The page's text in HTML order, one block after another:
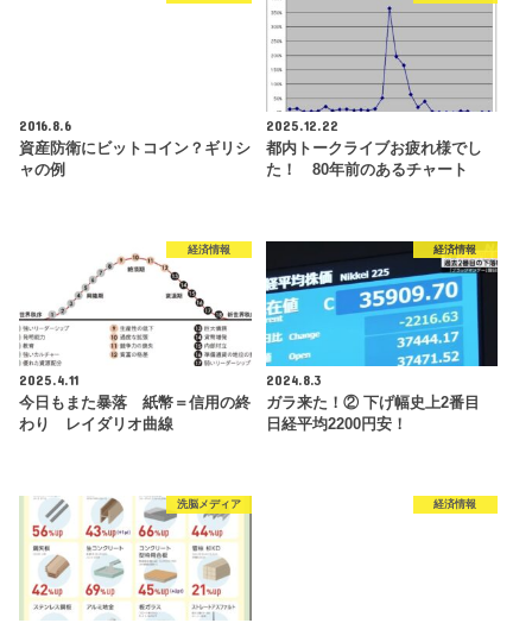
2016.8.6
資産防衛にビットコイン？ギリシ
ャの例
2025.12.22
都内トークライブお疲れ様でし
た！ 80年前のあるチャート
経済情報
2025.4.11
今日もまた暴落 紙幣＝信用の終
わり レイダリオ曲線
経済情報
2024.8.3
ガラ来た！② 下げ幅史上2番目
日経平均2200円安！
洗脳メディア 経済情報